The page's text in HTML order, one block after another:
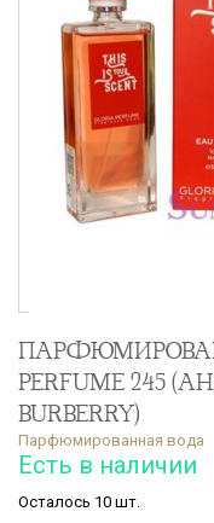
PERFUME 245
BURBERRY)
Парфюмированная вода
Есть в наличии
Осталось 10 шт.